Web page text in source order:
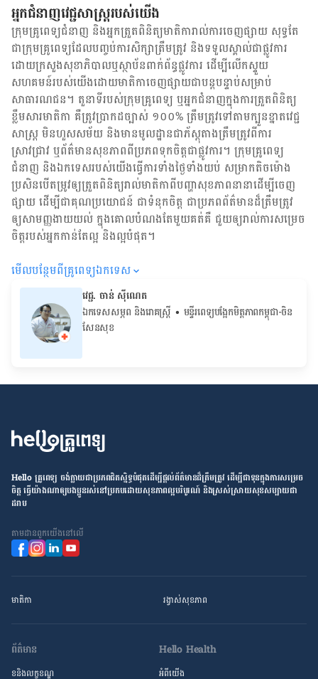
អ្នកជំនាញវេជ្ជសាស្ត្ររបស់យើង
ក្រុមគ្រូពេទ្យជំនាញ និង​អ្នក​ត្រួតពិនិត្យ​មាតិការាល់ការចេញផ្សាយ សុទ្ធតែ
ជា​ក្រុម​គ្រូពេទ្យ​ដែល​បញ្ចប់ការសិក្សាត្រឹមត្រូវ និង​ទទួល​ស្គាល់​ជាផ្លូវការ​
ដោយ​ក្រសួងសុខាភិបាលឬស្ថាប័ន​ពាក់ព័ន្ធ​ផ្លូវការ ដើម្បីលើកស្ទួយ​
សហគមន៍​របស់យើង​ដោយ​មាតិកា​ចេញផ្សាយជាបន្តបន្ទាប់សម្រាប់
សាធារណជន។ តួនាទីរបស់​ក្រុមគ្រូពេទ្យ ឬ​អ្នក​ជំនាញ​ក្នុងការ​ត្រួតពិនិត្យ​
ខ្លឹមសារ​មាតិកា គឺ​ត្រូវ​ប្រាកដ​ច្បាស់ ១០០% ត្រឹមត្រូវ​ទៅតាម​ក្បួនខ្នាតវេជ្ជ
សាស្ត្រ មិនហួសសម័យ និង​មានមូលដ្ឋាន​ជា​ភ័ស្តុតាង​ត្រឹមត្រូវ​ពី​ការ​
ស្រាវជ្រាវ ឬ​ព័ត៌មាន​សុខភាព​ពី​ប្រភព​ទុកចិត្ត​ជាផ្លូវការ។ ក្រុមគ្រូពេទ្យ
ជំនាញ និង​ឯកទេស​របស់យើង​ធ្វើការ​ទាំង​ថ្ងៃទាំងយប់ សម្រាក​តិចម៉ោង
ប្រសិន​បើ​តម្រូវ​ឲ្យ​ត្រួតពិនិត្យ​រាល់​មាតិកា​ពី​បញ្ហា​សុខភាព​នានា​ដើម្បី​ចេញ​
ផ្សាយ ដើម្បី​ជា​គុណប្រយោជន៍ ជា​ទំនុកចិត្ត ជា​ប្រភព​ព័ត៌មាន​ដ៏​ត្រឹមត្រូវ
ឲ្យសាមញ្ញ​ងាយយល់ ក្នុងគោលបំណង​តែមួយ​គត់​គឺ ជួយ​ឲ្យ​រាល់ការសម្រេច
ចិត្ត​របស់​អ្នក​កាន់តែ​ល្អ និង​ល្អ​បំផុត។
មើល​បន្ថែម​ពី​គ្រូពេទ្យ​ឯកទេស
វេជ្ជ. ចាន់ ស៊ីណេត
ឯកទេសសម្ភព និងរោគស្ត្រី • ម​ន្ទីរពេទ្យបង្អែកមិត្តភាពកម្ពុជា-ចិន
សែនសុខ
Hello គ្រូពេទ្យ ​ចង់​ក្លាយ​ជា​ប្រភព​ជិតស្និទ្ធបំផុតដើម្បី​ផ្ដល់​ព័ត៌មាន​ដ៏​ត្រឹមត្រូវ​ ដើម្បី​ជា​ទុន​ក្នុង​ការ​សម្រេច​
ចិត្ត ធ្វើ​យ៉ាង​ណា​ឲ្យ​បងប្អូន​រស់នៅ​ប្រកប​ដោយ​សុខភាព​ល្អ​បរិបូរណ៍ និង​ស្រស់ស្រាយ​សុខសប្បាយ​ជា​
ដរាប
តាម​ដាន​ពួក​យើង​នៅ​លើ
មាតិកា រង្វាស់​សុខភាព
ព័ត៌មាន
ខនិងលក្ខខណ្ឌ
Hello Health
អំពីយើង